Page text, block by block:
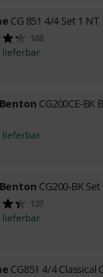
CG 851 4/4 Set 1 NT
168
lieferbar
CG200CE-BK
lieferbar
CG200-BK Set
137
lieferbar
CG851 4/4 Classical